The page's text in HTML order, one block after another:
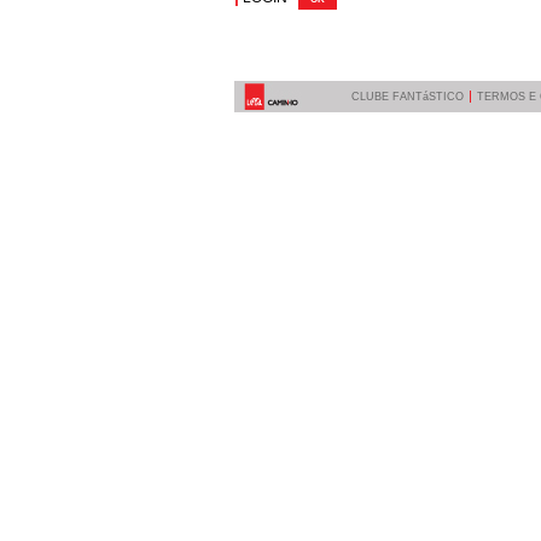
CLUBE FANTáSTICO TERMOS E